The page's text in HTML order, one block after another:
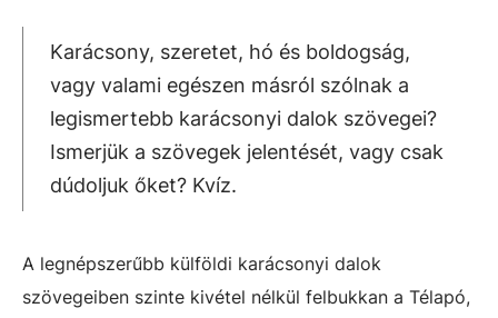
Karácsony, szeretet, hó és boldogság,
vagy valami egészen másról szólnak a
legismertebb karácsonyi dalok szövegei?
Ismerjük a szövegek jelentését, vagy csak
dúdoljuk őket? Kvíz.
A legnépszerűbb külföldi karácsonyi dalok
szövegeiben szinte kivétel nélkül felbukkan a Télapó,